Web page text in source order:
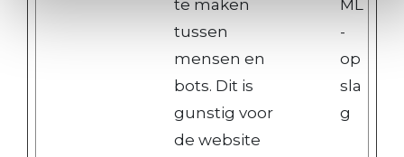
te maken
tussen
mensen en
bots. Dit is
gunstig voor
de website
ML
-
op
sla
g